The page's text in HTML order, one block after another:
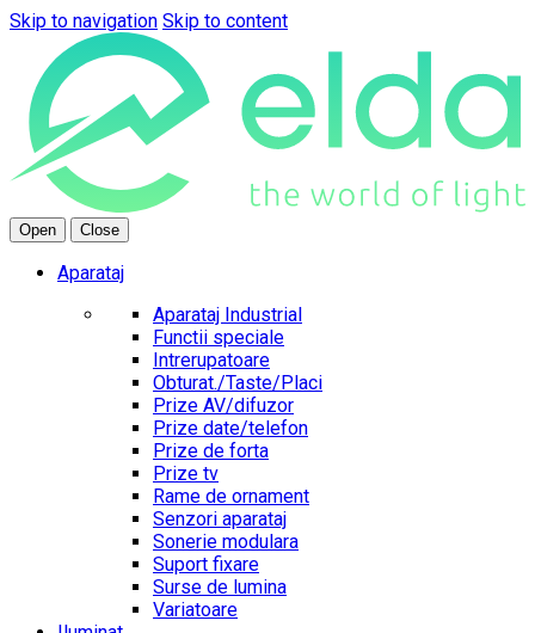
Skip to navigation Skip to content
Open Close
Aparataj
Aparataj Industrial
Functii speciale
Intrerupatoare
Obturat./Taste/Placi
Prize AV/difuzor
Prize date/telefon
Prize de forta
Prize tv
Rame de ornament
Senzori aparataj
Sonerie modulara
Suport fixare
Surse de lumina
Variatoare